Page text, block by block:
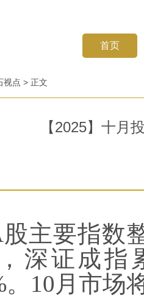
首页
视点 > 正文
【2025】十月
主要指数
深证成指
。10月市场